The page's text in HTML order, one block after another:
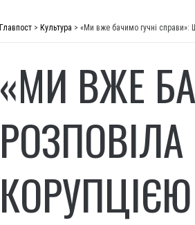
Главпост > Культура > «Ми вже бачимо гучні справи»:
«МИ ВЖЕ
КОРУПЦІЄЮ